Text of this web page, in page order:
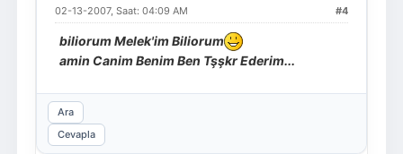
#4
02-13-2007, Saat: 04:09 AM
biliorum Melek'im Biliorum
amin Canim Benim Ben Tşşkr Ederim...
Ara
Cevapla